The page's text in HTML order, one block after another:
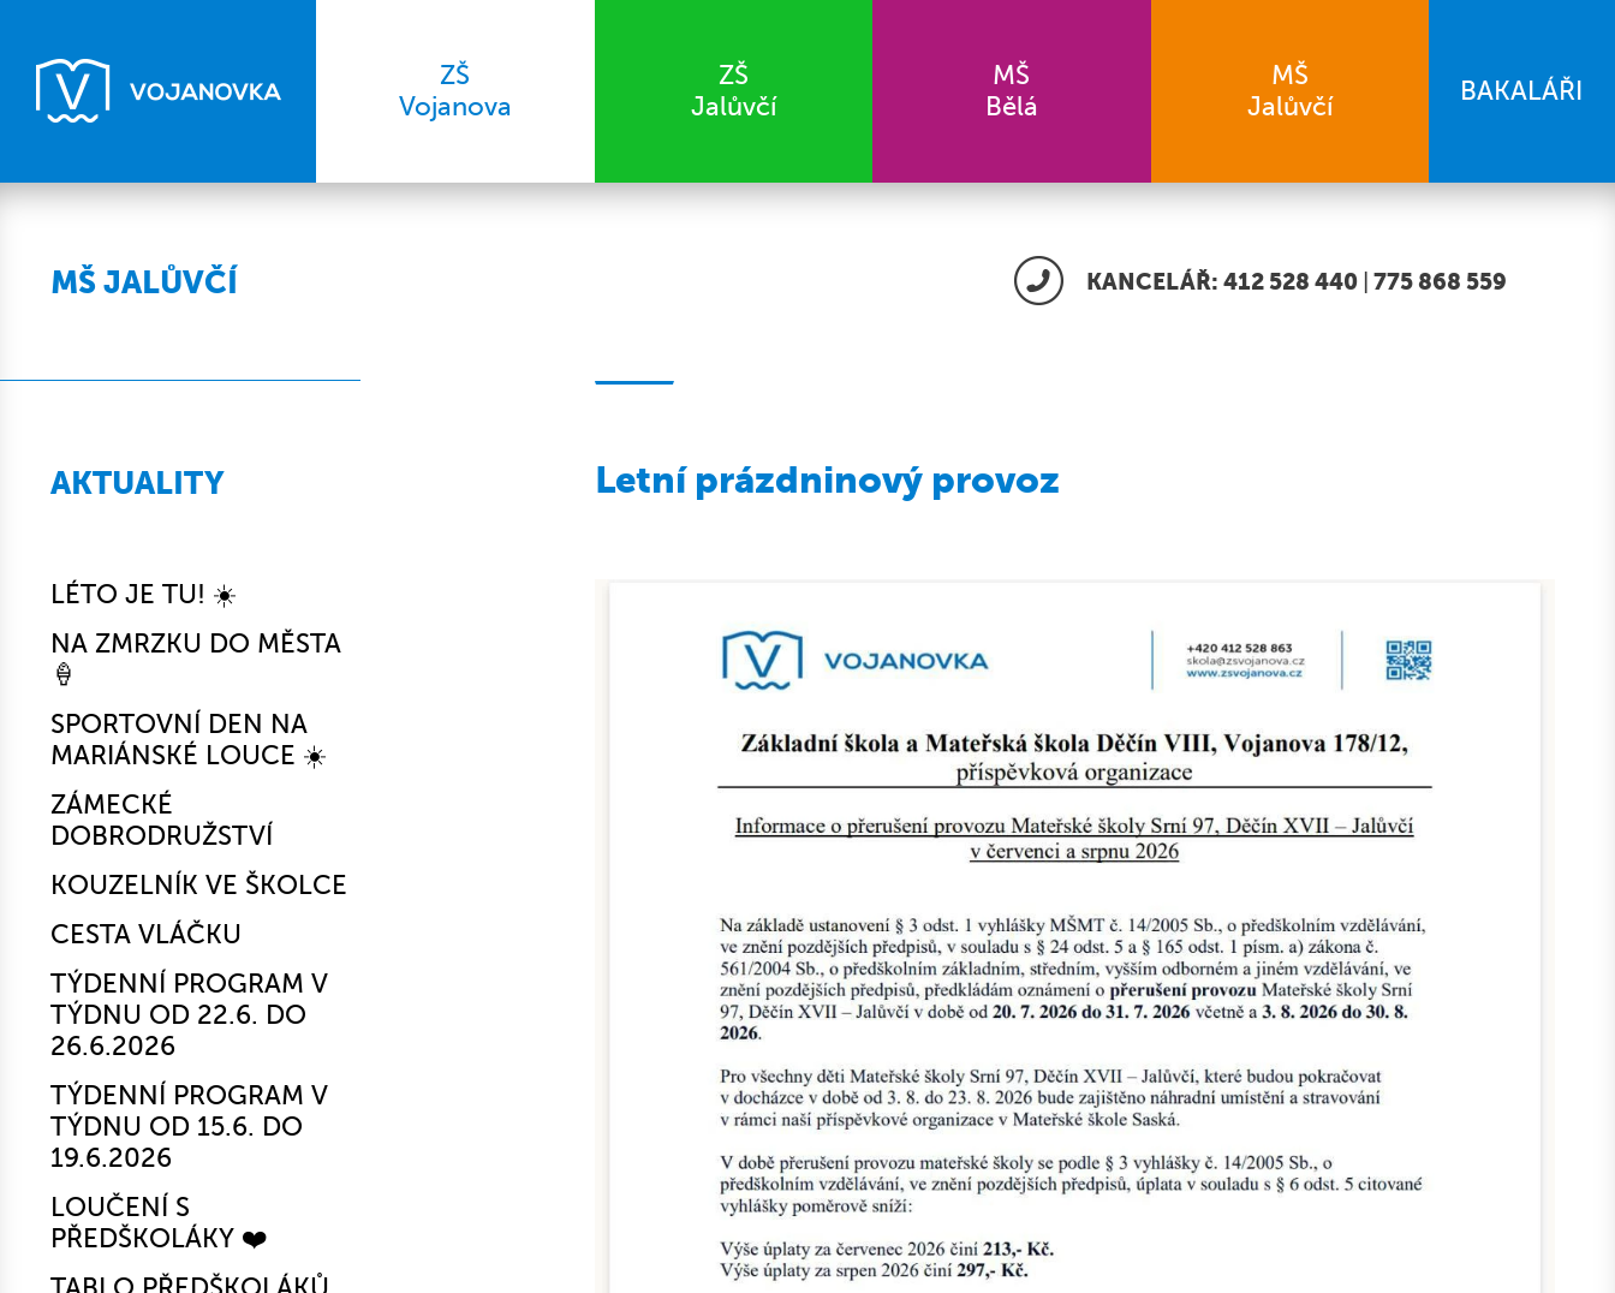
ZŠ
Vojanova
ZŠ
Jalůvčí
MŠ
Bělá
MŠ
Jalůvčí
BAKALÁŘI
MŠ JALŮVČÍ
AKTUALITY
LÉTO JE TU! ☀️
NA ZMRZKU DO MĚSTA
🍦
SPORTOVNÍ DEN NA
MARIÁNSKÉ LOUCE ☀️
ZÁMECKÉ
DOBRODRUŽSTVÍ
KOUZELNÍK VE ŠKOLCE
CESTA VLÁČKU
TÝDENNÍ PROGRAM V
TÝDNU OD 22.6. DO
26.6.2026
TÝDENNÍ PROGRAM V
TÝDNU OD 15.6. DO
19.6.2026
LOUČENÍ S
PŘEDŠKOLÁKY ❤️
KANCELÁŘ: 412 528 440 775 868 559
Letní prázdninový provoz